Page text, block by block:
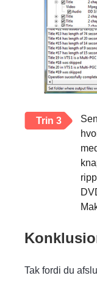
Trin 3
Tak fordi du